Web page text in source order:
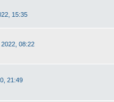
15:35
2022, 08:22
21:49